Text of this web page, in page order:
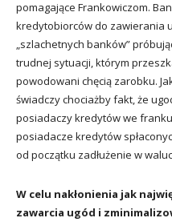
pomagające Frankowiczom.
kredytobiorców do zawierania
„szlachetnych banków”
trudnej sytuacji, którym
powodowani chęcią zarobku.
świadczy chociażby fakt, że
posiadaczy kredytów we
posiadacze kredytów
od początku zadłużenie w
W celu nakłonienia jak
zawarcia ugód i